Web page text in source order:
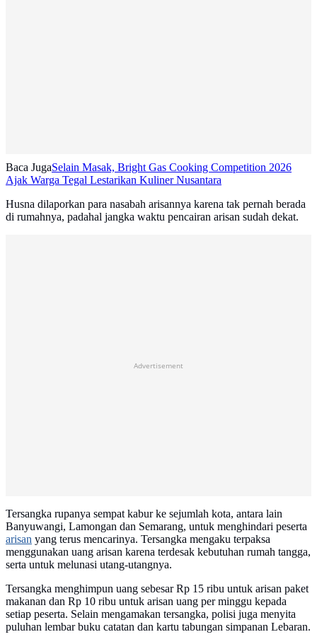
Baca JugaSelain Masak, Bright Gas Cooking Competition 2026
Ajak Warga Tegal Lestarikan Kuliner Nusantara
Husna dilaporkan para nasabah arisannya karena tak pernah berada
di rumahnya, padahal jangka waktu pencairan arisan sudah dekat.
Advertisement
Tersangka rupanya sempat kabur ke sejumlah kota, antara lain
Banyuwangi, Lamongan dan Semarang, untuk menghindari peserta
arisan yang terus mencarinya. Tersangka mengaku terpaksa
menggunakan uang arisan karena terdesak kebutuhan rumah tangga,
serta untuk melunasi utang-utangnya.
Tersangka menghimpun uang sebesar Rp 15 ribu untuk arisan paket
makanan dan Rp 10 ribu untuk arisan uang per minggu kepada
setiap peserta. Selain mengamakan tersangka, polisi juga menyita
puluhan lembar buku catatan dan kartu tabungan simpanan Lebaran.